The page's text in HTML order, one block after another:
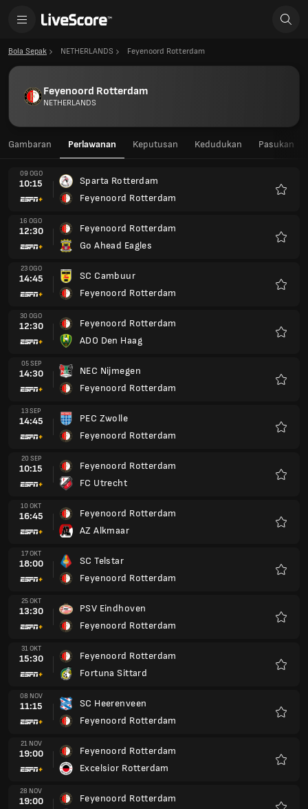
Bola Sepak NETHERLANDS Feyenoord Rotterdam
Feyenoord Rotterdam
NETHERLANDS
Gambaran Perlawanan Keputusan Kedudukan Pasukan
09 OGO
10:15
Sparta Rotterdam
Feyenoord Rotterdam
16 OGO
12:30
Feyenoord Rotterdam
Go Ahead Eagles
23 OGO
14:45
SC Cambuur
Feyenoord Rotterdam
30 OGO
12:30
Feyenoord Rotterdam
ADO Den Haag
05 SEP
14:30
NEC Nijmegen
Feyenoord Rotterdam
13 SEP
14:45
PEC Zwolle
Feyenoord Rotterdam
20 SEP
10:15
Feyenoord Rotterdam
FC Utrecht
10 OKT
16:45
Feyenoord Rotterdam
AZ Alkmaar
17 OKT
18:00
SC Telstar
Feyenoord Rotterdam
25 OKT
13:30
PSV Eindhoven
Feyenoord Rotterdam
31 OKT
15:30
Feyenoord Rotterdam
Fortuna Sittard
08 NOV
11:15
SC Heerenveen
Feyenoord Rotterdam
21 NOV
19:00
Feyenoord Rotterdam
Excelsior Rotterdam
28 NOV
19:00
Feyenoord Rotterdam